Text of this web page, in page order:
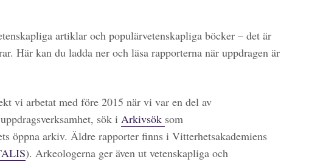
artiklar och populärvetenskapliga böcker – det är
Här kan du ladda ner och läsa rapporterna när uppdragen är
vi arbetat med före 2015 när vi var en del av
sök i Arkivsök som
öppna arkiv. Äldre rapporter finns i Vitterhetsakademiens
). Arkeologerna ger även ut vetenskapliga och